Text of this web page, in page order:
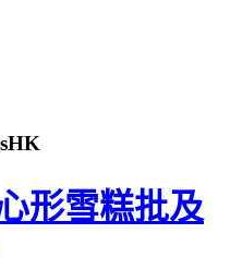
形雪糕批及